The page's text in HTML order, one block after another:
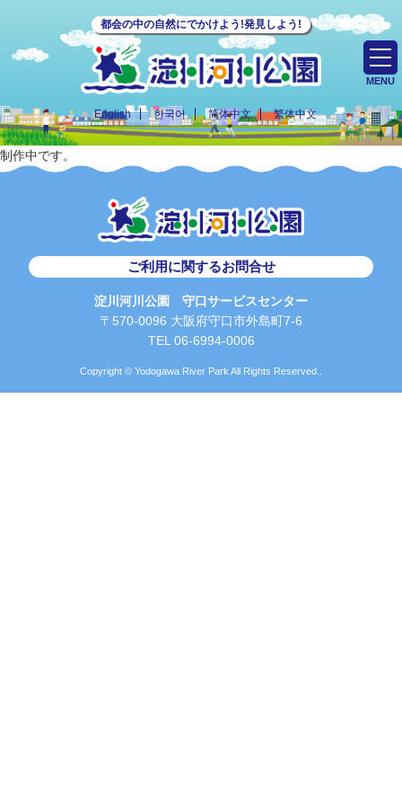
都会の中の自然にでかけよう!発見しよう!
English 한국어 简体中文 繁体中文
MENU
制作中です。
ご利用に関するお問合せ
淀川河川公園 守口サービスセンター
〒570-0096 大阪府守口市外島町7-6
TEL 06-6994-0006
Copyright © Yodogawa River Park All Rights Reserved..